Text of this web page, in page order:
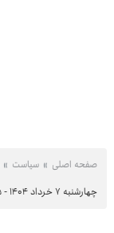
صفحه اصلی سیاست
چهارشنبه ۷ خرداد ۱۴۰۴ - ۱۹:۳۵